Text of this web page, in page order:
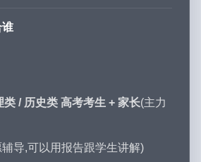
谁
/ 历史类 高考考生 + 家长(主力
导,可以用报告跟学生讲解)